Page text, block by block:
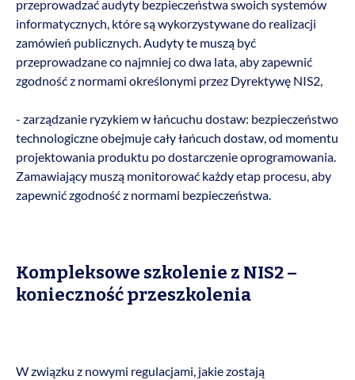
przeprowadzać audyty bezpieczeństwa swoich systemów
informatycznych, które są wykorzystywane do realizacji
zamówień publicznych. Audyty te muszą być
przeprowadzane co najmniej co dwa lata, aby zapewnić
zgodność z normami określonymi przez Dyrektywę NIS2,
- zarządzanie ryzykiem w łańcuchu dostaw: bezpieczeństwo
technologiczne obejmuje cały łańcuch dostaw, od momentu
projektowania produktu po dostarczenie oprogramowania.
Zamawiający muszą monitorować każdy etap procesu, aby
zapewnić zgodność z normami bezpieczeństwa.
Kompleksowe szkolenie z NIS2 –
konieczność przeszkolenia
W związku z nowymi regulacjami, jakie zostają